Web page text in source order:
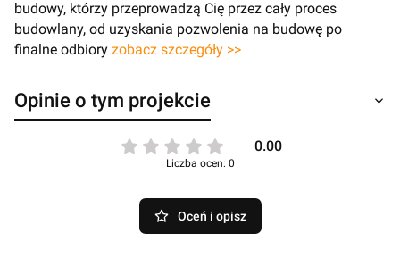
budowy, którzy przeprowadzą Cię przez cały proces
budowlany, od uzyskania pozwolenia na budowę po
finalne odbiory zobacz szczegóły >>
Opinie o tym projekcie
0.00
Liczba ocen: 0
Oceń i opisz